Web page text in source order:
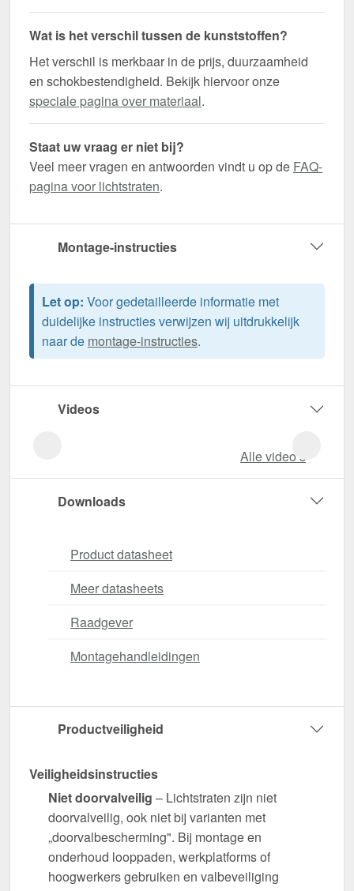
Wat is het verschil tussen de kunststoffen?
Het verschil is merkbaar in de prijs, duurzaamheid
en schokbestendigheid. Bekijk hiervoor onze
speciale pagina over materiaal.
Staat uw vraag er niet bij?
Veel meer vragen en antwoorden vindt u op de FAQ-
pagina voor lichtstraten.
Montage-instructies
Let op: Voor gedetailleerde informatie met
duidelijke instructies verwijzen wij uitdrukkelijk
naar de montage-instructies.
Videos
Alle video‘s
Downloads
Product datasheet
Meer datasheets
Raadgever
Montagehandleidingen
Productveiligheid
Veiligheidsinstructies
Niet doorvalveilig – Lichtstraten zijn niet
doorvalveilig, ook niet bij varianten met
„doorvalbescherming". Bij montage en
onderhoud looppaden, werkplatforms of
hoogwerkers gebruiken en valbeveiliging